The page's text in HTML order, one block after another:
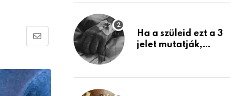
Share
Email
mint azt el tudnád
Ha a szüleid ezt a 3
jelet mutatják,
Készülj fel arra, ami